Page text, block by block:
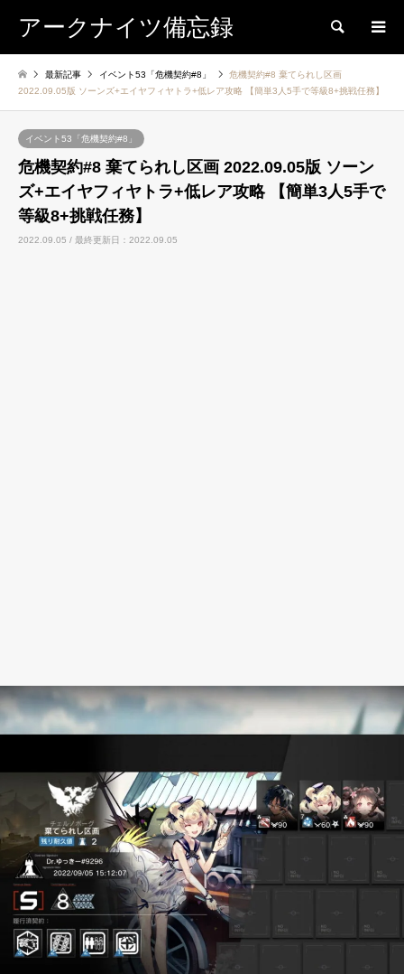
アークナイツ備忘録 検索
最新記事 イベント53「危機契約#8」
危機契約#8 棄てられし区画
2022.09.05版 ソーンズ+エイヤフィヤトラ+低レア攻略 【簡単3人5手で等級8+挑戦任務】
イベント53「危機契約#8」
危機契約#8 棄てられし区画 2022.09.05版 ソーン
ズ+エイヤフィヤトラ+低レア攻略 【簡単3人5手で
等級8+挑戦任務】
2022.09.05 / 最終更新日：2022.09.05